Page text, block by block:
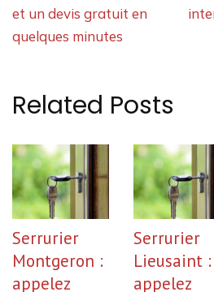
et un devis gratuit en
quelques minutes
Related Posts
Serrurier
Montgeron :
appelez
Serrurier
Lieusaint :
appelez